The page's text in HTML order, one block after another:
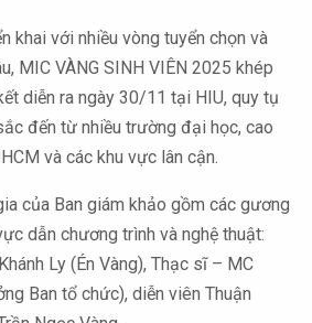
khai với nhiều vòng tuyển chọn và
MIC VÀNG SINH VIÊN 2025 khép
diễn ra ngày 30/11 tại HIU, quy tụ
đến từ nhiều trường đại học, cao
và các khu vực lân cận.
của Ban giám khảo gồm các gương
dẫn chương trình và nghệ thuật:
Ly (Én Vàng), Thạc sĩ – MC
Ban tổ chức), diễn viên Thuận